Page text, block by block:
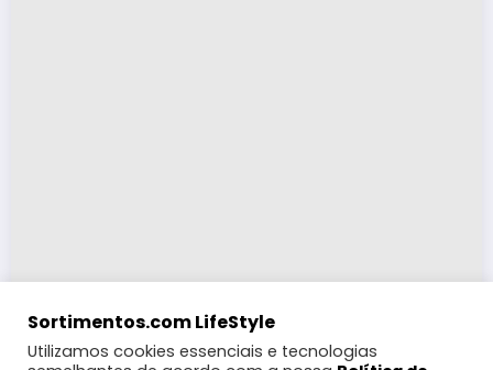
Sortimentos.com LifeStyle
Utilizamos cookies essenciais e tecnologias